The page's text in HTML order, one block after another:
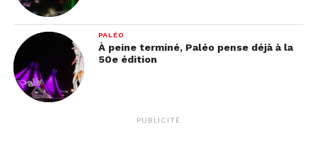
PALÉO
À peine terminé, Paléo pense déjà à la
50e édition
PUBLICITÉ